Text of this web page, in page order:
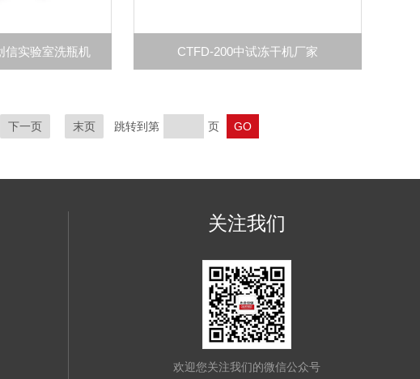
信实验室洗瓶机 CTFD-200中试冻干机厂家
下一页 末页 跳转到第 页
关注我们
欢迎您关注我们的微信公众号